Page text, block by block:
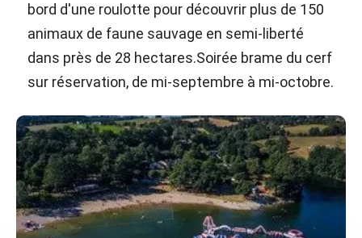
bord d'une roulotte pour découvrir plus de 150
animaux de faune sauvage en semi-liberté
dans près de 28 hectares.Soirée brame du cerf
sur réservation, de mi-septembre à mi-octobre.